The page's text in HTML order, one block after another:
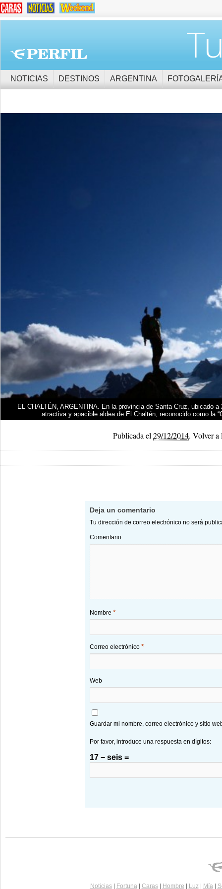
NOTICIAS DESTINOS ARGENTINA
EL CHALTÉN, ARGENTINA. En la provincia de Santa Cruz, ubicado
atractiva y apacible aldea de El Chaltén, reconocido como la
Publicada el 29/12/2014. Volver a
Deja un comentario
Tu dirección de correo electrónico no será
Comentario
Nombre *
Correo electrónico *
Web
Guardar mi nombre, correo electrónico y sitio
Por favor, introduce una respuesta en dígitos:
17 − seis =
Noticias| Fortuna| Caras| Hombre Luz| Mía|